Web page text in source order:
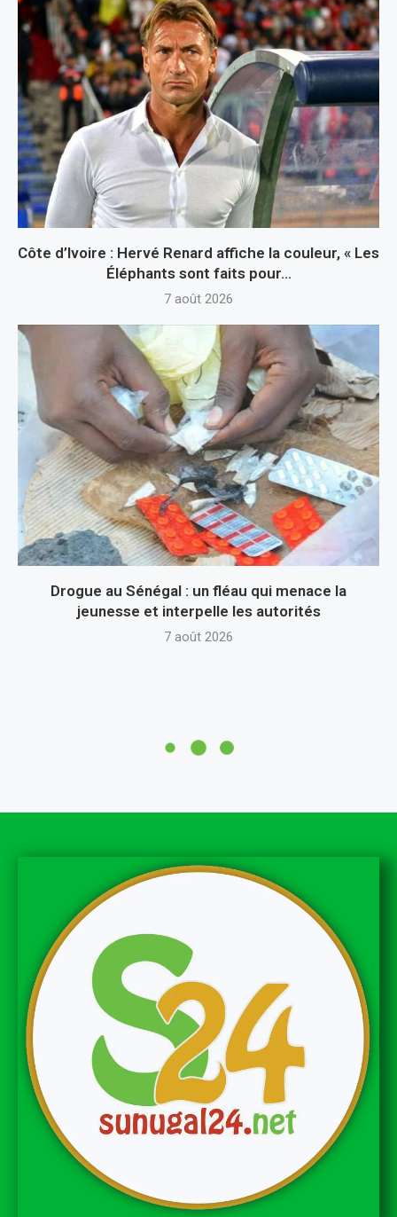
Côte d’Ivoire : Hervé Renard affiche la couleur, « Les
Éléphants sont faits pour...
7 août 2026
Drogue au Sénégal : un fléau qui menace la
jeunesse et interpelle les autorités
7 août 2026